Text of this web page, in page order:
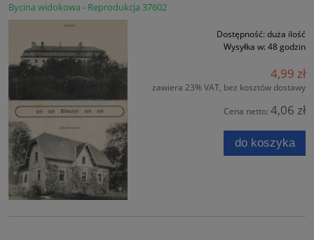
Bycina widokowa - Reprodukcja 37602
Dostępność: duża ilość
Wysyłka w: 48 godzin
4,99 zł
zawiera 23% VAT, bez kosztów dostawy
Cena netto: 4,06 zł
do koszyka